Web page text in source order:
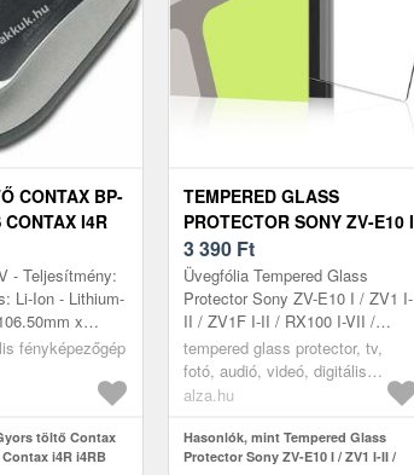
CONTAX BP-
I4R
I4R
- Teljesítmény:
Li-Ion - Lithium-
x
-
BP-760S,
fényképezőgép
töltő Contax
Contax i4R i4RB
TEMPERED GLASS
PROTECTOR SONY ZV-E10 I
/ ZV1 I-II / ZV1F I-II / RX100 I-
VII / HX99 / RX 10 I-IV
3 390 Ft
Üvegfólia Tempered Glass
Protector Sony ZV-E10 I / ZV1 I-
II / ZV1F I-II / RX100 I-VII /
HX99 / RX 10 I-IV: Készüléked
kijelzője még rendkívüli odaf...
tempered glass protector, tv,
fotó, audió, videó, digitális
fényképezők, tartozékok,
alza.hu
Hasonlók, mint Tempered Glass
Protector Sony ZV-E10 I / ZV1 I-II /